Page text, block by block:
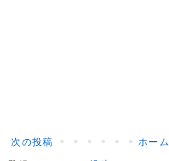
次の投稿
ホーム